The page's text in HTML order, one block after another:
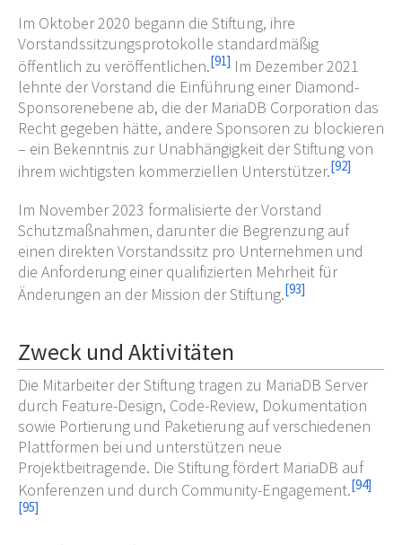
Im Oktober 2020 begann die Stiftung, ihre
Vorstandssitzungsprotokolle standardmäßig
öffentlich zu veröffentlichen.[91] Im Dezember 2021
lehnte der Vorstand die Einführung einer Diamond-
Sponsorenebene ab, die der MariaDB Corporation das
Recht gegeben hätte, andere Sponsoren zu blockieren
– ein Bekenntnis zur Unabhängigkeit der Stiftung von
ihrem wichtigsten kommerziellen Unterstützer.[92]
Im November 2023 formalisierte der Vorstand
Schutzmaßnahmen, darunter die Begrenzung auf
einen direkten Vorstandssitz pro Unternehmen und
die Anforderung einer qualifizierten Mehrheit für
Änderungen an der Mission der Stiftung.[93]
Zweck und Aktivitäten
Die Mitarbeiter der Stiftung tragen zu MariaDB Server
durch Feature-Design, Code-Review, Dokumentation
sowie Portierung und Paketierung auf verschiedenen
Plattformen bei und unterstützen neue
Projektbeitragende. Die Stiftung fördert MariaDB auf
Konferenzen und durch Community-Engagement.[94]
[95]